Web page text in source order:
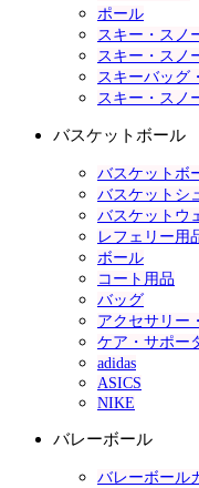
ポール
スキー・スノ
スキー・スノ
スキーバッグ
スキー・スノ
バスケットボール
バスケットボ
バスケットシ
バスケットウ
レフェリー用
ボール
コート用品
バッグ
アクセサリー
ケア・サポー
adidas
ASICS
NIKE
バレーボール
バレーボール